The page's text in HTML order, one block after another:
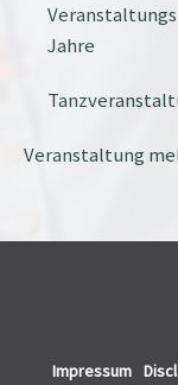
Jahre
Veranstaltung
Impressum